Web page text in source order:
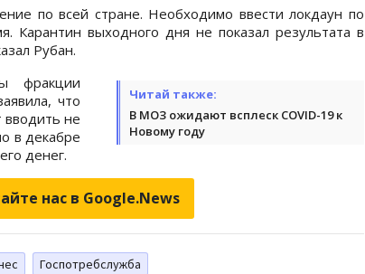
по всей стране. Необходимо ввести локдаун по
Карантин выходного дня не показал результата в
Рубан.
Читай также:
В МОЗ ожидают всплеск COVID-19 к
Новому году
фракции
что
вводить не
в декабре
денег.
нас в Google.News
Госпотребслужба